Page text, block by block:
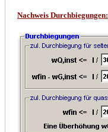
Nachweis Durchbiegungen: